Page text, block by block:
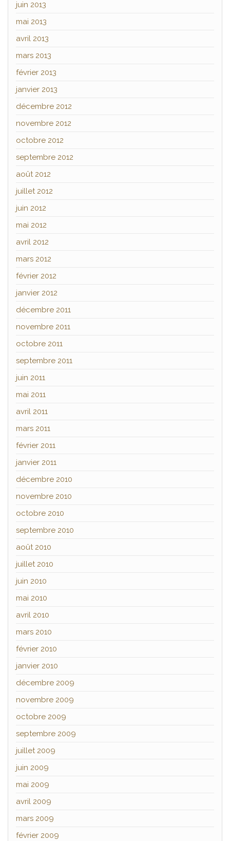
juin 2013
mai 2013
avril 2013
mars 2013
février 2013
janvier 2013
décembre 2012
novembre 2012
octobre 2012
septembre 2012
août 2012
juillet 2012
juin 2012
mai 2012
avril 2012
mars 2012
février 2012
janvier 2012
décembre 2011
novembre 2011
octobre 2011
septembre 2011
juin 2011
mai 2011
avril 2011
mars 2011
février 2011
janvier 2011
décembre 2010
novembre 2010
octobre 2010
septembre 2010
août 2010
juillet 2010
juin 2010
mai 2010
avril 2010
mars 2010
février 2010
janvier 2010
décembre 2009
novembre 2009
octobre 2009
septembre 2009
juillet 2009
juin 2009
mai 2009
avril 2009
mars 2009
février 2009